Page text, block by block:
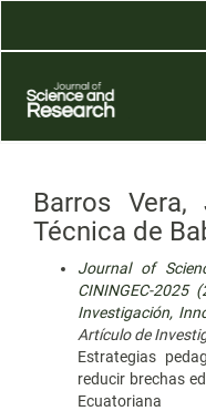
Contenido
Barra
lateral
Barros Vera,
Técnica de
Journal of
CININGEC-2025
Investigación,
Artículo de
Estrategias
reducir brechas
Ecuatoriana